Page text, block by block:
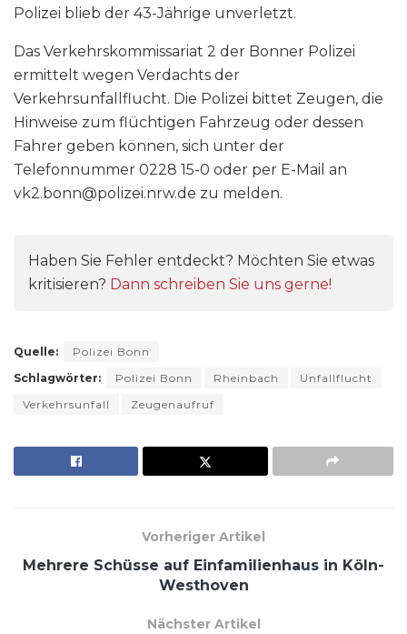
Polizei blieb der 43-Jährige unverletzt.
Das Verkehrskommissariat 2 der Bonner Polizei
ermittelt wegen Verdachts der
Verkehrsunfallflucht. Die Polizei bittet Zeugen, die
Hinweise zum flüchtigen Fahrzeug oder dessen
Fahrer geben können, sich unter der
Telefonnummer 0228 15-0 oder per E-Mail an
vk2.bonn@polizei.nrw.de zu melden.
Haben Sie Fehler entdeckt? Möchten Sie etwas
kritisieren? Dann schreiben Sie uns gerne!
Quelle:
Polizei Bonn
Schlagwörter:
Polizei Bonn Rheinbach
Unfallflucht
Verkehrsunfall
Zeugenaufruf
Vorheriger Artikel
Mehrere Schüsse auf Einfamilienhaus in Köln-
Westhoven
Nächster Artikel